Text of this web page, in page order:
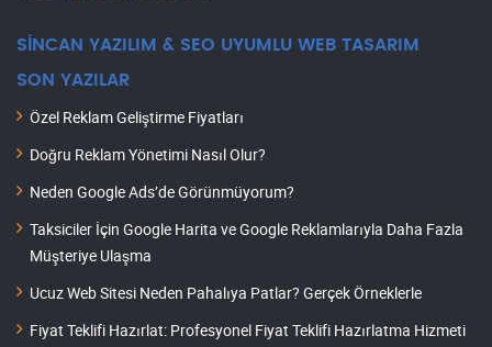
SİNCAN YAZILIM & SEO UYUMLU WEB TASARIM
SON YAZILAR
Özel Reklam Geliştirme Fiyatları
Doğru Reklam Yönetimi Nasıl Olur?
Neden Google Ads’de Görünmüyorum?
Taksiciler İçin Google Harita ve Google Reklamlarıyla Daha Fazla
Müşteriye Ulaşma
Ucuz Web Sitesi Neden Pahalıya Patlar? Gerçek Örneklerle
Fiyat Teklifi Hazırlat: Profesyonel Fiyat Teklifi Hazırlatma Hizmeti